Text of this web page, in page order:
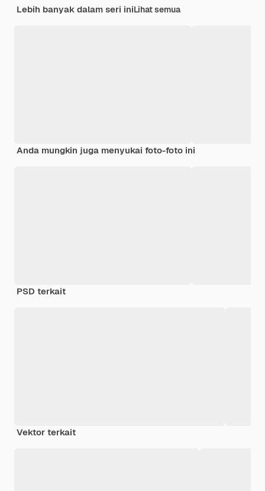
Lebih banyak dalam seri iniLihat semua
Anda mungkin juga menyukai foto-foto ini
PSD terkait
Vektor terkait